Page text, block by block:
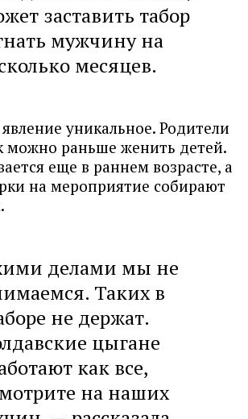
заставить табор
мужчину на
месяцев.
уникальное. Родители
можно раньше женить детей.
еще в раннем возрасте, а
на мероприятие собирают
делами мы не
Таких в
не держат.
цыгане
как все,
на наших